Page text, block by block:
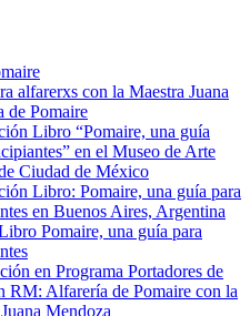
alfarerxs con la Maestra Juana
de Pomaire
Libro “Pomaire, una guía
en el Museo de Arte
Ciudad de México
Libro: Pomaire, una guía para
en Buenos Aires, Argentina
Pomaire, una guía para
en Programa Portadores de
RM: Alfarería de Pomaire con la
Mendoza